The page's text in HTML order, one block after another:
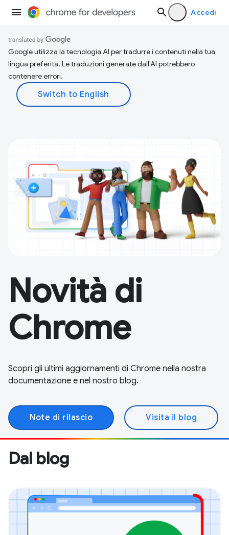
Accedi
Google utilizza la tecnologia AI per tradurre i contenuti nella tua
lingua preferita. Le traduzioni generate dall'AI potrebbero
contenere errori.
Novità di
Chrome
Scopri gli ultimi aggiornamenti di Chrome nella nostra
documentazione e nel nostro blog.
Note di rilascio Visita il blog
Dal blog